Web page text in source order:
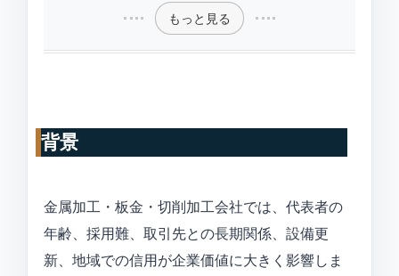
もっと見る
背景
金属加工・板金・切削加工会社では、代表者の
年齢、採用難、取引先との長期関係、設備更
新、地域での信用が企業価値に大きく影響しま